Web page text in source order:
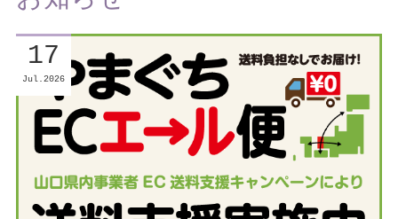
17
Jul 2026